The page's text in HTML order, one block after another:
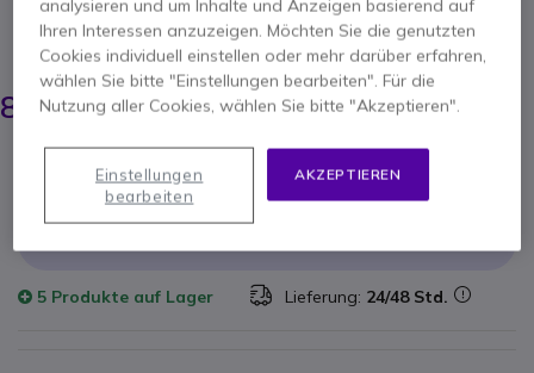
Funkgeräte
ERSPARNIS 1,00 €
9,95 €
8,95 €- 10,65 € Inkl. MwSt.
Anzahl
IN DEN WARENKORB
5 Produkte auf Lager Lieferung: 24/48 Std.
analysieren und um Inhalte und Anzeigen basierend auf
Ihren Interessen anzuzeigen. Möchten Sie die genutzten
Cookies individuell einstellen oder mehr darüber erfahren,
wählen Sie bitte "Einstellungen bearbeiten". Für die
Nutzung aller Cookies, wählen Sie bitte "Akzeptieren".
AKZEPTIEREN
Einstellungen
bearbeiten